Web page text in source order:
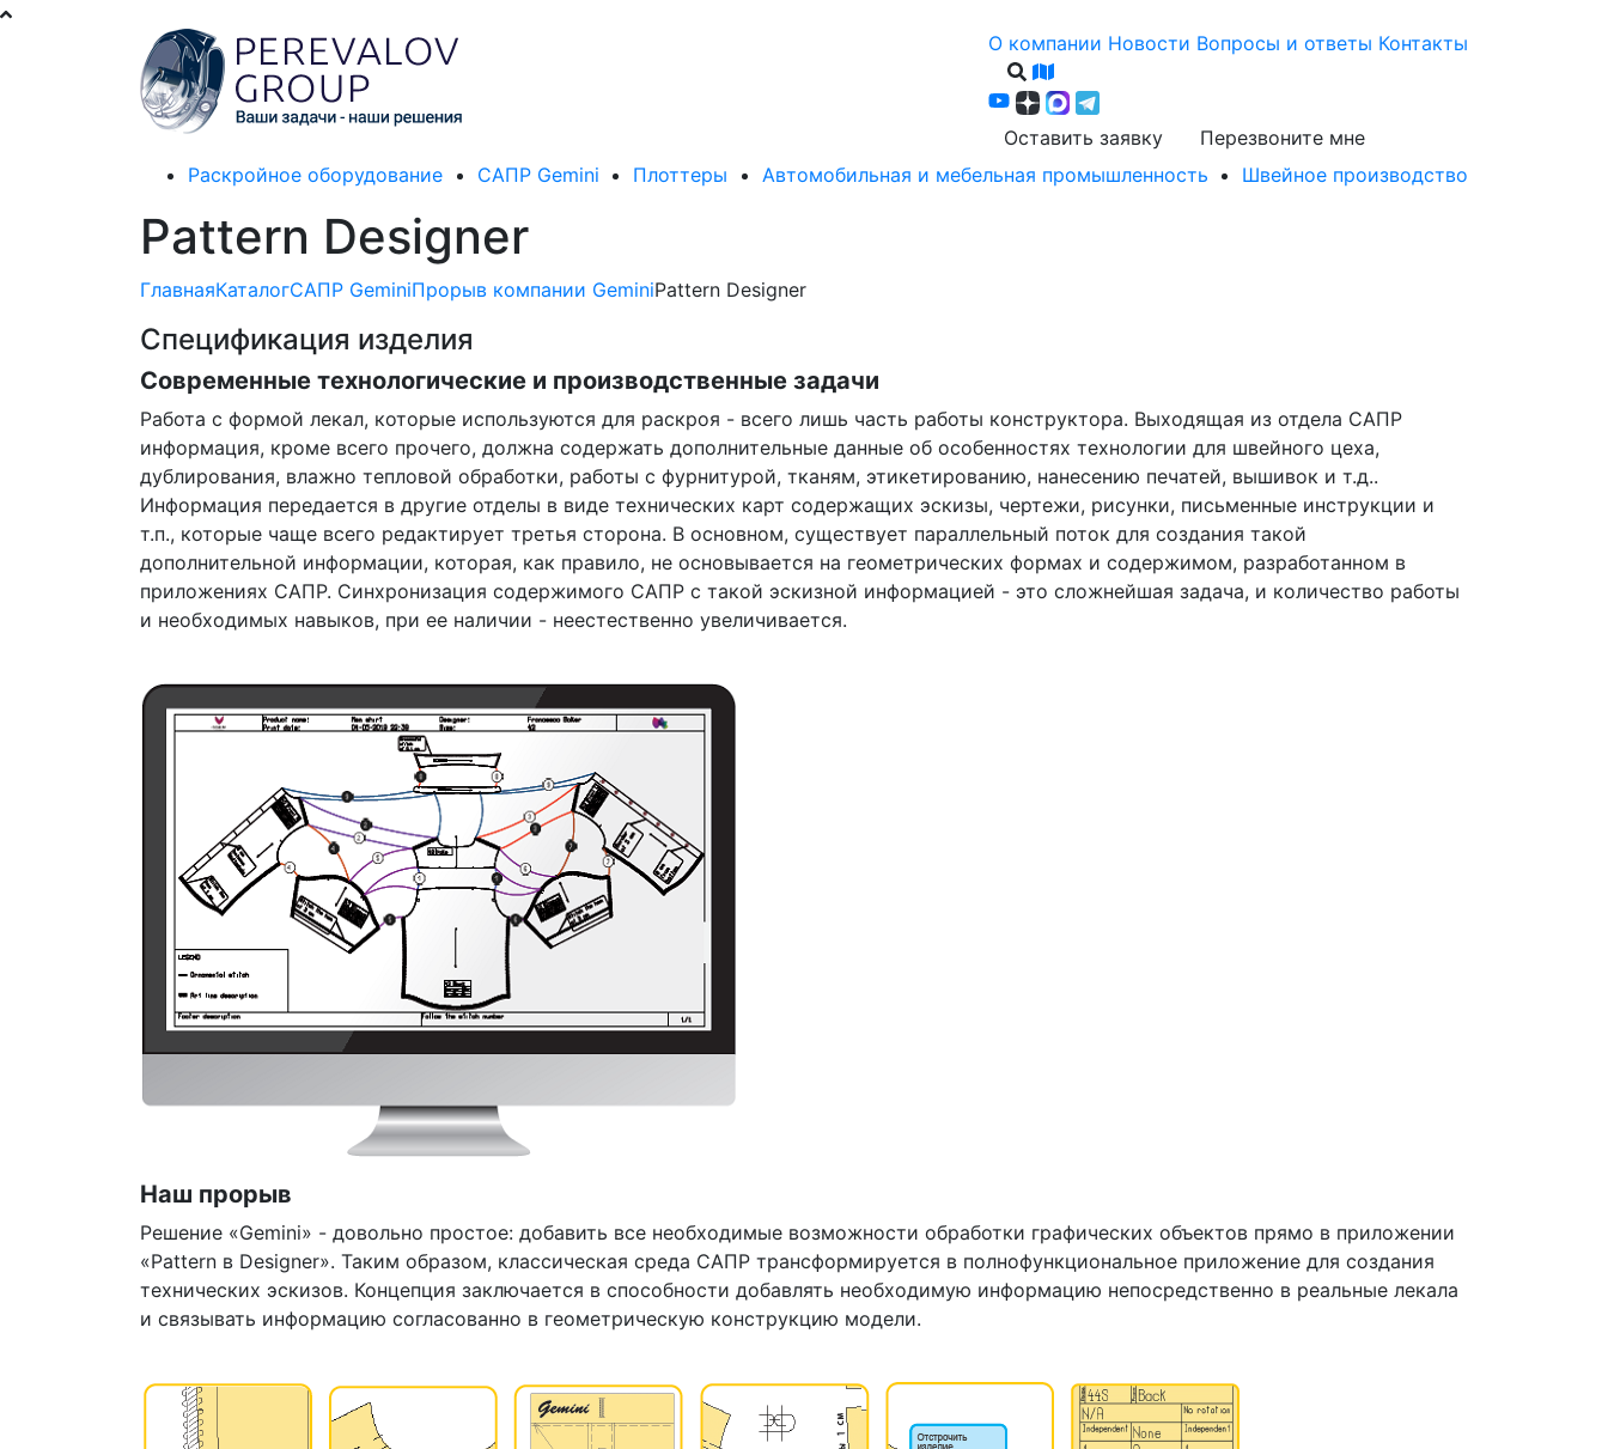
О компании Новости Вопросы и ответы Контакты
Оставить заявку
Перезвоните мне
Раскройное оборудование
САПР Gemini Плоттеры Автомобильная и мебельная промышленность Швейное производство
Pattern Designer
ГлавнаяКаталогСАПР GeminiПрорыв компании GeminiPattern Designer
Спецификация изделия
Современные технологические и производственные задачи
Работа с формой лекал, которые используются для раскроя - всего лишь часть работы конструктора. Выходящая из отдела САПР
информация, кроме всего прочего, должна содержать дополнительные данные об особенностях технологии для швейного цеха,
дублирования, влажно тепловой обработки, работы с фурнитурой, тканям, этикетированию, нанесению печатей, вышивок и т.д..
Информация передается в другие отделы в виде технических карт содержащих эскизы, чертежи, рисунки, письменные инструкции и
т.п., которые чаще всего редактирует третья сторона. В основном, существует параллельный поток для создания такой
дополнительной информации, которая, как правило, не основывается на геометрических формах и содержимом, разработанном в
приложениях САПР. Синхронизация содержимого САПР с такой эскизной информацией - это сложнейшая задача, и количество работы
и необходимых навыков, при ее наличии - неестественно увеличивается.
Наш прорыв
Решение «Gemini» - довольно простое: добавить все необходимые возможности обработки графических объектов прямо в приложении
«Pattern в Designer». Таким образом, классическая среда САПР трансформируется в полнофункциональное приложение для создания
технических эскизов. Концепция заключается в способности добавлять необходимую информацию непосредственно в реальные лекала
и связывать информацию согласованно в геометрическую конструкцию модели.